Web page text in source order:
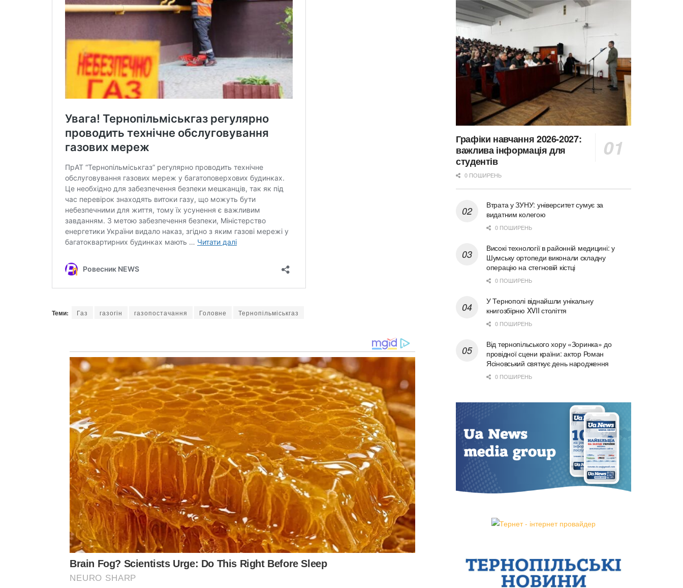
Теми: Газ газогін газопостачання Головне Тернопільміськгаз
Графіки навчання 2026-2027:
важлива інформація для
студентів
0 ПОШИРЕНЬ
Втрата у ЗУНУ: університет сумує за
видатним колегою
0 ПОШИРЕНЬ
Високі технології в районній медицині: у
Шумську ортопеди виконали складну
операцію на стегновій кістці
0 ПОШИРЕНЬ
У Тернополі віднайшли унікальну
книгозбірню XVII століття
0 ПОШИРЕНЬ
Від тернопільського хору «Зоринка» до
провідної сцени країни: актор Роман
Ясіновський святкує день народження
0 ПОШИРЕНЬ